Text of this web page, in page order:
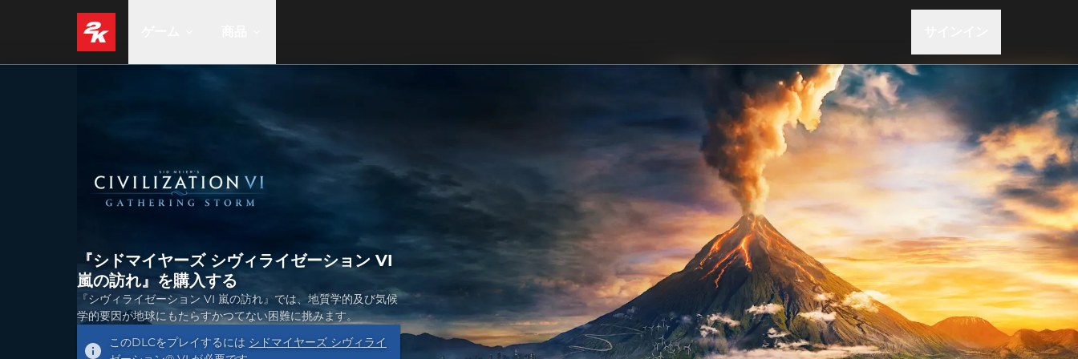
『シドマイヤーズ シヴィライゼーション VI
嵐の訪れ』を購入する
『シヴィライゼーション VI 嵐の訪れ』では、地質学的及び気候
学的要因が地球にもたらすかつてない困難に挑みます。
このDLCをプレイするには シドマイヤーズ シヴィライ